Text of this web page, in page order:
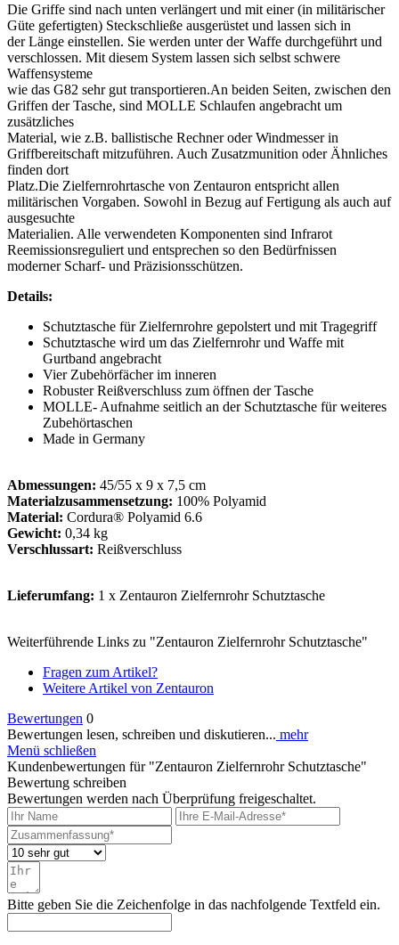
Die Griffe sind nach unten verlängert und mit einer (in militärischer
Güte gefertigten) Steckschließe ausgerüstet und lassen sich in
der Länge einstellen. Sie werden unter der Waffe durchgeführt und
verschlossen. Mit diesem System lassen sich selbst schwere
Waffensysteme
wie das G82 sehr gut transportieren.An beiden Seiten, zwischen den
Griffen der Tasche, sind MOLLE Schlaufen angebracht um
zusätzliches
Material, wie z.B. ballistische Rechner oder Windmesser in
Griffbereitschaft mitzuführen. Auch Zusatzmunition oder Ähnliches
finden dort
Platz.Die Zielfernrohrtasche von Zentauron entspricht allen
militärischen Vorgaben. Sowohl in Bezug auf Fertigung als auch auf
ausgesuchte
Materialien. Alle verwendeten Komponenten sind Infrarot
Reemissionsreguliert und entsprechen so den Bedürfnissen
moderner Scharf- und Präzisionsschützen.
Details:
Schutztasche für Zielfernrohre gepolstert und mit Tragegriff
Schutztasche wird um das Zielfernrohr und Waffe mit
Gurtband angebracht
Vier Zubehörfächer im inneren
Robuster Reißverschluss zum öffnen der Tasche
MOLLE- Aufnahme seitlich an der Schutztasche für weiteres
Zubehörtaschen
Made in Germany
Abmessungen: 45/55 x 9 x 7,5 cm
Materialzusammensetzung: 100% Polyamid
Material: Cordura® Polyamid 6.6
Gewicht: 0,34 kg
Verschlussart: Reißverschluss
Lieferumfang: 1 x Zentauron Zielfernrohr Schutztasche
Weiterführende Links zu "Zentauron Zielfernrohr Schutztasche"
Fragen zum Artikel?
Weitere Artikel von Zentauron
Bewertungen 0
Bewertungen lesen, schreiben und diskutieren... mehr
Menü schließen
Kundenbewertungen für "Zentauron Zielfernrohr Schutztasche"
Bewertung schreiben
Bewertungen werden nach Überprüfung freigeschaltet.
Bitte geben Sie die Zeichenfolge in das nachfolgende Textfeld ein.